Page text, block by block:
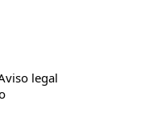
legal